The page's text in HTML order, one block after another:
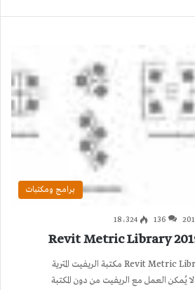
برامج ومكتبات
136 18٬324
مكتبة الريفيت المترية 2019 Revit Metric Library مكتبة الريفيت المترية
2019 Revit Metric Library لا يُمكن العمل مع الريفيت من دون المكتبة